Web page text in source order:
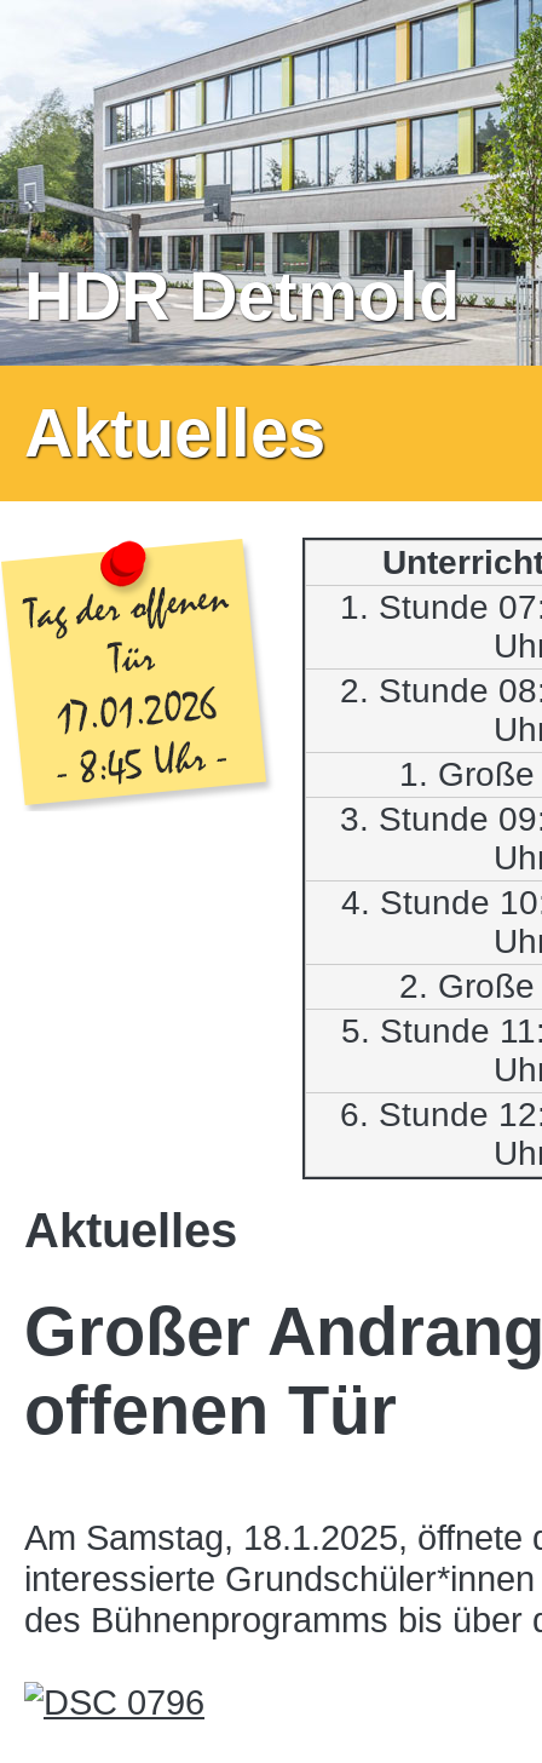
HDR Detmold
Aktuelles
1. Stunde
2. Stunde
1.
3. Stunde
4. Stunde
2.
5. Stunde
6. Stunde
Aktuelles
Großer
offenen Tür
Am Samstag, 18.1.2025,
interessierte
des Bühnenprogramms bis über